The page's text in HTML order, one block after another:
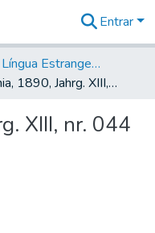
Entrar
Jornais em Língua Estrangeira
Germania, 1890, Jahrg. XIII, nr. 044
XIII, nr. 044